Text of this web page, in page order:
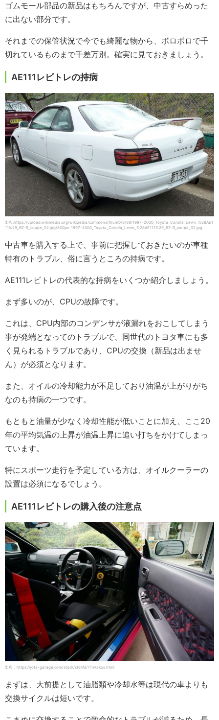
ゴムモール部品の新品はもちろんですが、中古すらめった
に出ない部分です。
それまでの保管状況で今でも綺麗な物から、ボロボロで千
切れているものまで千差万別。確実に見ておきましょう。
AE111レビトレの持病
出典:https://upload.wikimedia.org/wikipedia/commons/thumb/3/38/1997-2000_Toyota_Corolla_Levin_%28AE1
11%29_BZ-R_coupe_02.jpg/800px-1997-2000_Toyota_Corolla_Levin_%28AE111%29_BZ-R_coupe_02.jpg
中古車を購入する上で、事前に把握しておきたいのが車種
特有のトラブル、俗に言うところの持病です。
AE111レビトレの代表的な持病をいくつか紹介しましょう。
まず多いのが、CPUの故障です。
これは、CPU内部のコンデンサが液漏れをおこしてしまう
事が発端となってのトラブルで、同世代のトヨタ車にも多
く見られるトラブルであり、CPUの交換（新品は出ませ
ん）が必須となります。
また、オイルの冷却能力が不足しており油温が上がりがち
なのも持病の一つです。
もともと油量が少なく冷却性能が低いことに加え、ここ20
年の平均気温の上昇が油温上昇に追い打ちをかけてしまっ
ています。
特にスポーツ走行を予定している方は、オイルクーラーの
設置は必須になるでしょう。
AE111レビトレの購入後の注意点
出典：https://jota-garage.com/stock/st8/AE111wakos.html
まずは、大前提として油脂類や冷却水等は現代の車よりも
交換サイクルは短いです。